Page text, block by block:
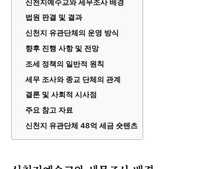
신천지예수교와 세무조사 배경
법원 판결 및 결과
신천지 유관단체의 운영 방식
향후 진행 사항 및 전망
조세 정책의 일반적 원칙
세무 조사와 종교 단체의 관계
결론 및 사회적 시사점
주요 참고 자료
신천지 유관단체 48억 세금 숏텐츠